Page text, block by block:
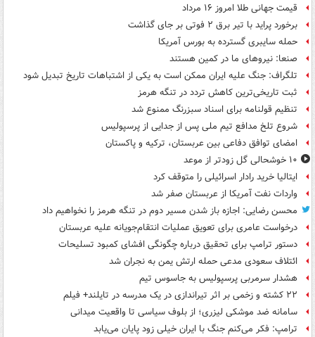
قیمت جهانی طلا امروز ۱۶ مرداد
برخورد پراید با تیر برق ۲ فوتی بر جای گذاشت
حمله سایبری گسترده به بورس آمریکا
صنعا: نیروهای ما در کمین‌ هستند
تلگراف: جنگ علیه ایران ممکن است به یکی از اشتباهات تاریخ تبدیل شود
ثبت تاریخی‌ترین کاهش تردد در تنگه هرمز
تنظیم قولنامه برای اسناد سبزرنگ ممنوع شد
شروع تلخ مدافع تیم ملی پس از جدایی از پرسپولیس
امضای توافق دفاعی بین عربستان، ترکیه و پاکستان
۱۰ خوشحالی گل زودتر از موعد
ایتالیا خرید رادار اسرائیلی را متوقف کرد
واردات نفت آمریکا از عربستان صفر شد
محسن رضایی: اجازه باز شدن مسیر دوم در تنگه هرمز را نخواهیم داد
درخواست عامری برای تعویق عملیات انتقام‌جویانه علیه عربستان
دستور ترامپ برای تحقیق درباره چگونگی افشای کمبود تسلیحات
ائتلاف سعودی مدعی حمله ارتش یمن به نجران شد
هشدار سرمربی پرسپولیس به جاسوس تیم
۲۲ کشته و زخمی بر اثر تیراندازی در یک مدرسه در تایلند+ فیلم
سامانه ضد موشکی لیزری؛ از بلوف سیاسی تا واقعیت میدانی
ترامپ: فکر می‌کنم جنگ با ایران خیلی زود پایان می‌یابد